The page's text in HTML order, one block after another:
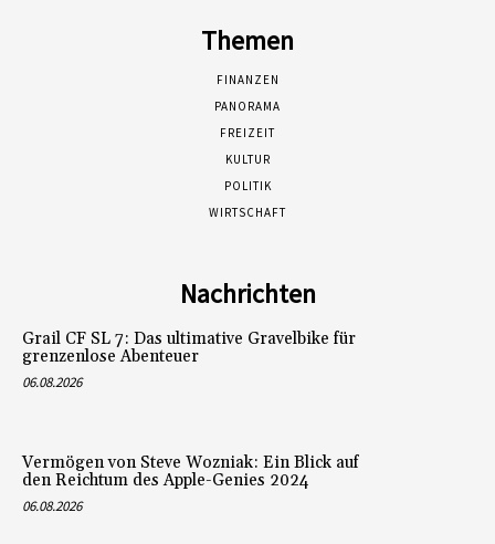
Themen
FINANZEN
PANORAMA
FREIZEIT
KULTUR
POLITIK
WIRTSCHAFT
Nachrichten
Grail CF SL 7: Das ultimative Gravelbike für
grenzenlose Abenteuer
06.08.2026
Vermögen von Steve Wozniak: Ein Blick auf
den Reichtum des Apple-Genies 2024
06.08.2026